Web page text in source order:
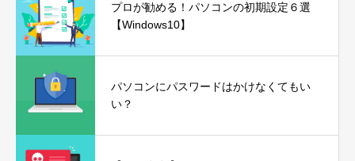
プロが勧める！パソコンの初期設定６選
【Windows10】
パソコンにパスワードはかけなくてもい
い？